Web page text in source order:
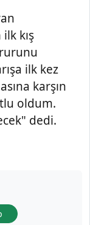
kış
ilk kez
karşın
oldum.
dedi.